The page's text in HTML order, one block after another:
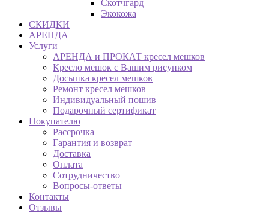
Скотчгард
Экокожа
СКИДКИ
АРЕНДА
Услуги
АРЕНДА и ПРОКАТ кресел мешков
Кресло мешок с Вашим рисунком
Досыпка кресел мешков
Ремонт кресел мешков
Индивидуальный пошив
Подарочный сертификат
Покупателю
Рассрочка
Гарантия и возврат
Доставка
Оплата
Сотрудничество
Вопросы-ответы
Контакты
Отзывы